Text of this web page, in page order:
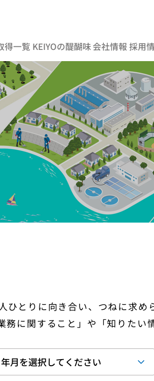
得一覧 KEIYOの醍醐味 会社情報 採用
ひとりに向き合い、つねに求
務に関すること」や「知りた